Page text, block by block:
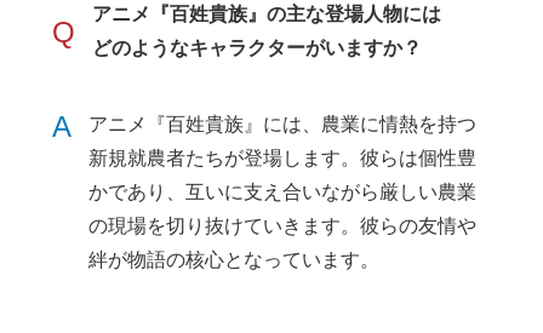
Q
アニメ『百姓貴族』の主な登場人物には
どのようなキャラクターがいますか？
A
アニメ『百姓貴族』には、農業に情熱を持つ
新規就農者たちが登場します。彼らは個性豊
かであり、互いに支え合いながら厳しい農業
の現場を切り抜けていきます。彼らの友情や
絆が物語の核心となっています。